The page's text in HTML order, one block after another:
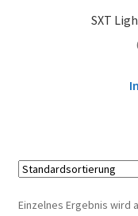
SXT
Einzelnes Ergebnis wird